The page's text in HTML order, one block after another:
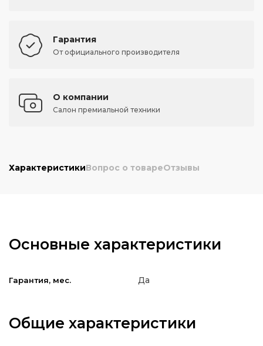
Гарантия
От официального производителя
О компании
Салон премиальной техники
ХарактеристикиВопрос о товареОтзывы
Основные характеристики
Гарантия, мес. Да
Общие характеристики